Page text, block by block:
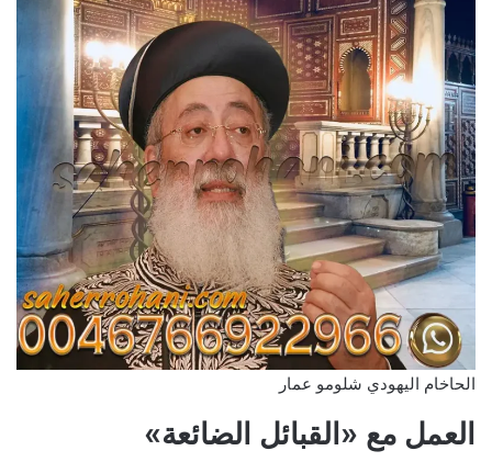
الحاخام اليهودي شلومو عمار
العمل مع «القبائل الضائعة»